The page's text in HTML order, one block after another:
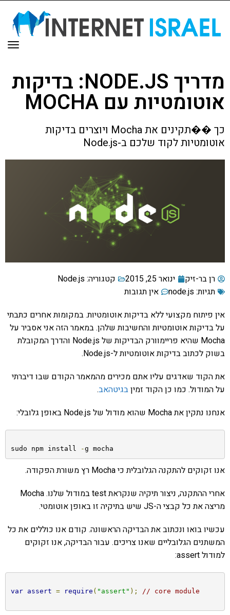
מדריך NODE.JS: בדיקות
אוטומטיות עם MOCHA
כך ��תקינים את Mocha ויוצרים בדיקות
אוטומטיות לקוד שלכם ב-Node.js
רן בר-זיק ינואר 25, 2015 קטגוריה:Node.js
תגיות:node.js
אין תגובות
אין פיתוח מקצועי ללא בדיקות אוטומטיות. במקומות אחרים כתבתי
על בדיקות אוטומטיות והחשיבות שלהן. במאמר הזה אני אסביר על
Mocha שהיא פריימוורק הבדיקות של Node.js והדרך המקובלת
בשוק לכתוב בדיקות אוטומטיות ל-Node.js.
את הקוד שאדגים עליו אתם מכירים מהמאמר הקודם שבו דיברתי
על המודול. כמו כן הקוד זמיןבגיטהאב.
אנחנו נתקין את Mocha שהוא מודול של Node.js באופן גלובלי:
sudo npm install -g mocha
אנו זקוקים להתקנה הגלובלית כי Mocha רץ משורת הפקודה.
אחרי ההתקנה, ניצור תיקיה שנקראת test במודול שלנו. Mocha
מריצה את כל קבצי ה-JS שיש בתיקיה זו באופן אוטומטי.
עכשיו בואו ונכתוב את הבדיקה הראשונה. קודם אנו כוללים את כל
המשתנים הגלובליים שאנו צריכים. עבור הבדיקה, אנו זקוקים
למודול assert:
var assert = require ( "assert" ); // core module